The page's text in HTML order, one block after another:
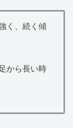
く、続く傾
から長い時